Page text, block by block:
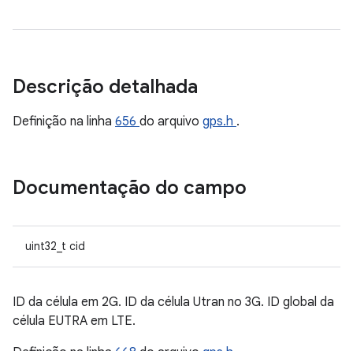
Descrição detalhada
Definição na linha 656 do arquivo gps.h .
Documentação do campo
uint32_t cid
ID da célula em 2G. ID da célula Utran no 3G. ID global da
célula EUTRA em LTE.